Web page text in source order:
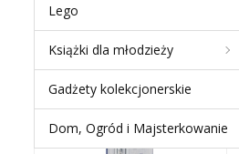
Lego
Książki dla młodzieży
Gadżety kolekcjonerskie
Dom, Ogród i Majsterkowanie
KREŚLARSKI GR-C205 /
S20005E
-50 %